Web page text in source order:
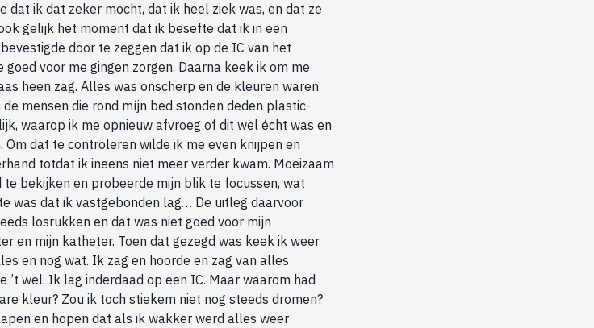
dat ik dat zeker mocht, dat ik heel ziek was, en dat ze
gelijk het moment dat ik besefte dat ik in een
door te zeggen dat ik op de IC van het
voor me gingen zorgen. Daarna keek ik om me
heen zag. Alles was onscherp en de kleuren waren
mensen die rond míjn bed stonden deden plastic-
waarop ik me opnieuw afvroeg of dit wel écht was en
dat te controleren wilde ik me even knijpen en
totdat ik ineens niet meer verder kwam. Moeizaam
te bekijken en probeerde mijn blik te focussen, wat
was dat ik vastgebonden lag… De uitleg daarvoor
losrukken en dat was niet goed voor mijn
en mijn katheter. Toen dat gezegd was keek ik weer
en nog wat. Ik zag en hoorde en zag van alles
’t wel. Ik lag inderdaad op een IC. Maar waarom had
kleur? Zou ik toch stiekem niet nog steeds dromen?
en hopen dat als ik wakker werd alles weer